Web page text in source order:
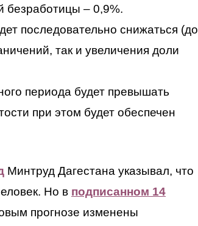
безработицы – 0,9%.
последовательно снижаться (до
так и увеличения доли
периода будет превышать
при этом будет обеспечен
Минтруд Дагестана указывал, что
Но в подписанном 14
прогнозе изменены